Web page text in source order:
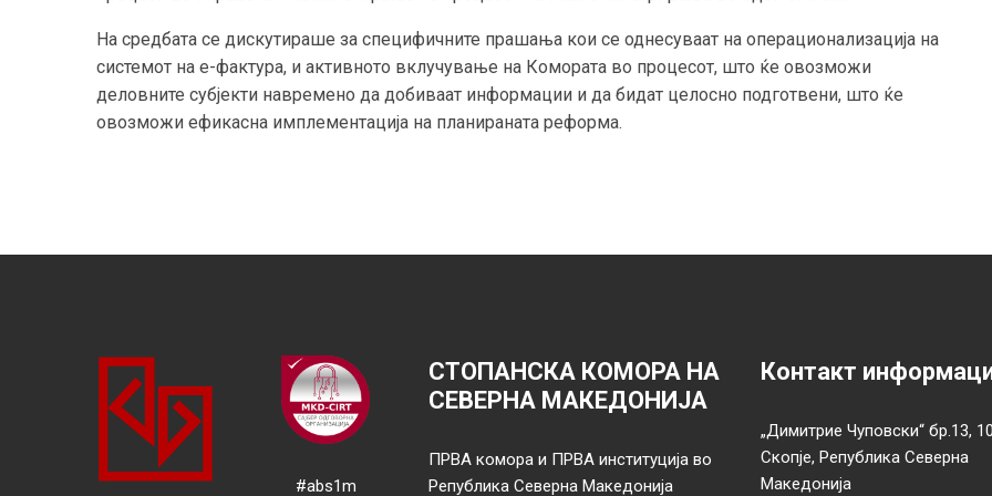
На средбата се дискутираше за специфичните прашања кои се однесуваат на операционализација на
системот на е-фактура, и активното вклучување на Комората во процесот, што ќе овозможи
деловните субјекти навремено да добиваат информации и да бидат целосно подготвени, што ќе
овозможи ефикасна имплементација на планираната реформа.
#abs1m
СТОПАНСКА КОМОРА НА
СЕВЕРНА МАКЕДОНИЈА
ПРВА комора и ПРВА институција во
Република Северна Македонија
Контакт
„Димитрие Чуповски“ бр.13,
Скопје, Република Северна
Македонија